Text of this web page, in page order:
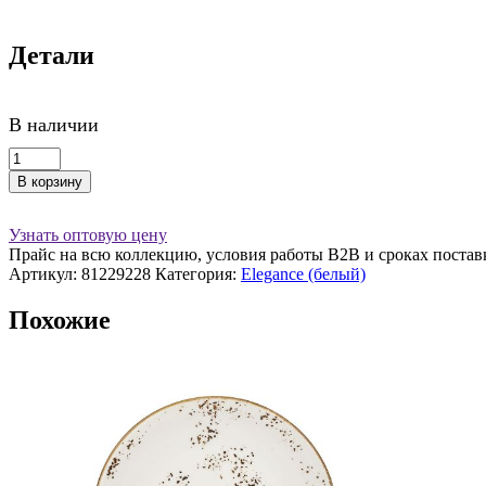
Детали
В наличии
Количество
товара
Салфетница
см
белая
"Elegance",
Bone
В корзину
Узнать оптовую цену
Прайс на всю коллекцию, условия работы В2В и сроках
Артикул: 81229228 Категория: Elegance (белый)
Похожие